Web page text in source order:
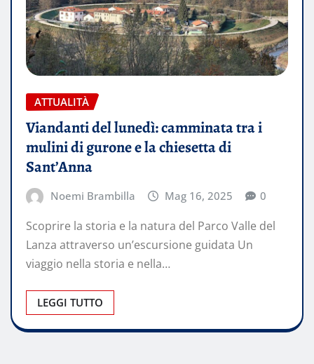
ATTUALITÀ
Viandanti del lunedì: camminata tra i
mulini di gurone e la chiesetta di
Sant’Anna
Noemi Brambilla Mag 16, 2025 0
Scoprire la storia e la natura del Parco Valle del
Lanza attraverso un’escursione guidata Un
viaggio nella storia e nella…
LEGGI TUTTO